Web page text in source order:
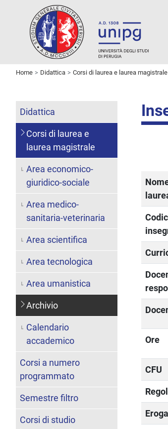
Home Didattica Corsi di laurea e laurea magistrale
Ore
CFU
Didattica
Corsi di laurea e
laurea magistrale
Area economico-
giuridico-sociale
Area medico-
sanitaria-veterinaria
Area scientifica
Area tecnologica
Area umanistica
Archivio
Calendario
accademico
Corsi a numero
programmato
Semestre filtro
Corsi di studio